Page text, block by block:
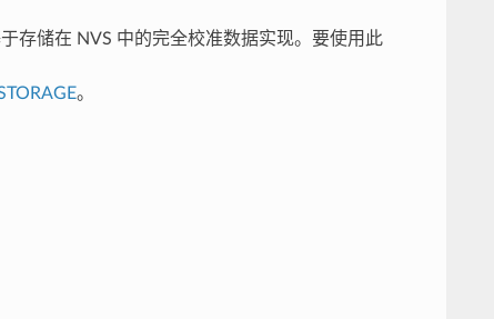
存储在 NVS 中的完全校准数据实现。要使用此
。